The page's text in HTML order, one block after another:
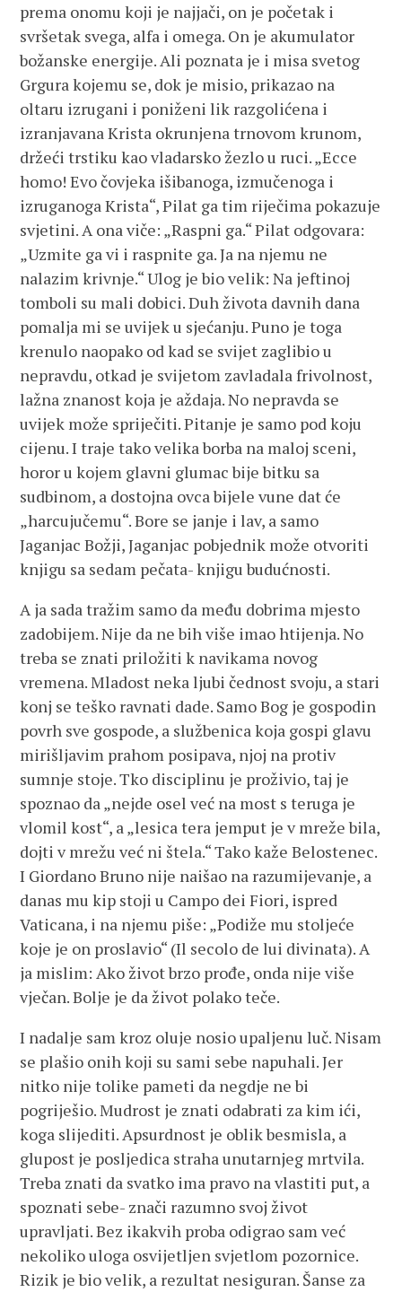
prema onomu koji je najjači, on je početak i
svršetak svega, alfa i omega. On je akumulator
božanske energije. Ali poznata je i misa svetog
Grgura kojemu se, dok je misio, prikazao na
oltaru izrugani i poniženi lik razgolićena i
izranjavana Krista okrunjena trnovom krunom,
držeći trstiku kao vladarsko žezlo u ruci. „Ecce
homo! Evo čovjeka išibanoga, izmučenoga i
izruganoga Krista“, Pilat ga tim riječima pokazuje
svjetini. A ona viče: „Raspni ga.“ Pilat odgovara:
„Uzmite ga vi i raspnite ga. Ja na njemu ne
nalazim krivnje.“ Ulog je bio velik: Na jeftinoj
tomboli su mali dobici. Duh života davnih dana
pomalja mi se uvijek u sjećanju. Puno je toga
krenulo naopako od kad se svijet zaglibio u
nepravdu, otkad je svijetom zavladala frivolnost,
lažna znanost koja je aždaja. No nepravda se
uvijek može spriječiti. Pitanje je samo pod koju
cijenu. I traje tako velika borba na maloj sceni,
horor u kojem glavni glumac bije bitku sa
sudbinom, a dostojna ovca bijele vune dat će
„harcujučemu“. Bore se janje i lav, a samo
Jaganjac Božji, Jaganjac pobjednik može otvoriti
knjigu sa sedam pečata- knjigu budućnosti.
A ja sada tražim samo da među dobrima mjesto
zadobijem. Nije da ne bih više imao htijenja. No
treba se znati priložiti k navikama novog
vremena. Mladost neka ljubi čednost svoju, a stari
konj se teško ravnati dade. Samo Bog je gospodin
povrh sve gospode, a službenica koja gospi glavu
mirišljavim prahom posipava, njoj na protiv
sumnje stoje. Tko disciplinu je proživio, taj je
spoznao da „nejde osel već na most s teruga je
vlomil kost“, a „lesica tera jemput je v mreže bila,
dojti v mrežu već ni štela.“ Tako kaže Belostenec.
I Giordano Bruno nije naišao na razumijevanje, a
danas mu kip stoji u Campo dei Fiori, ispred
Vaticana, i na njemu piše: „Podiže mu stoljeće
koje je on proslavio“ (Il secolo de lui divinata). A
ja mislim: Ako život brzo prođe, onda nije više
vječan. Bolje je da život polako teče.
I nadalje sam kroz oluje nosio upaljenu luč. Nisam
se plašio onih koji su sami sebe napuhali. Jer
nitko nije tolike pameti da negdje ne bi
pogriješio. Mudrost je znati odabrati za kim ići,
koga slijediti. Apsurdnost je oblik besmisla, a
glupost je posljedica straha unutarnjeg mrtvila.
Treba znati da svatko ima pravo na vlastiti put, a
spoznati sebe- znači razumno svoj život
upravljati. Bez ikakvih proba odigrao sam već
nekoliko uloga osvijetljen svjetlom pozornice.
Rizik je bio velik, a rezultat nesiguran. Šanse za